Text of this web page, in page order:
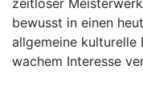
zeitloser
bewusst in einen
allgemeine
wachem Interesse